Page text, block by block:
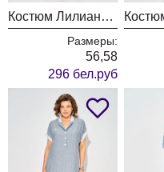
Костюм Лилиана 1530К-ц олива
Размеры:
56,58
296 бел.руб